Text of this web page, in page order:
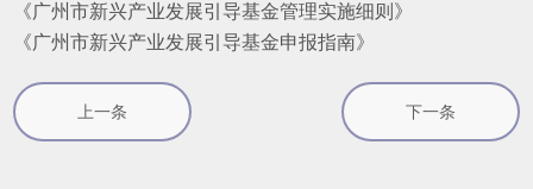
《广州市新兴产业发展引导基金管理实施细则》
《广州市新兴产业发展引导基金申报指南》
上一条 下一条